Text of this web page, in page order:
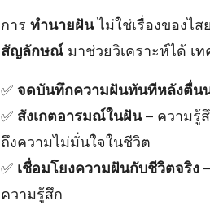
การ ทำนายฝันไม่ใช่เรื่องของไส
สัญลักษณ์ มาช่วยวิเคราะห์ได้ เ
✅ จดบันทึกความฝันทันทีหลังตื่น
✅ สังเกตอารมณ์ในฝัน– ความรู้
ถึงความไม่มั่นใจในชีวิต
✅ เชื่อมโยงความฝันกับชีวิตจริง
ความรู้สึก